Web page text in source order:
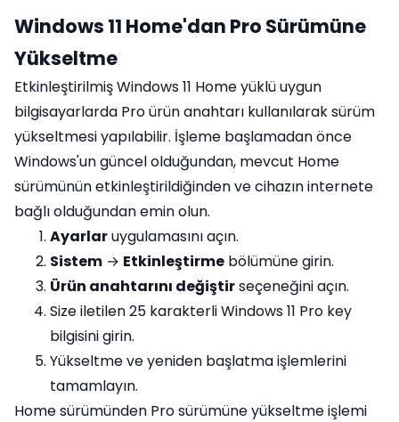
Windows 11 Home'dan Pro Sürümüne
Yükseltme
Etkinleştirilmiş Windows 11 Home yüklü uygun
bilgisayarlarda Pro ürün anahtarı kullanılarak sürüm
yükseltmesi yapılabilir. İşleme başlamadan önce
Windows'un güncel olduğundan, mevcut Home
sürümünün etkinleştirildiğinden ve cihazın internete
bağlı olduğundan emin olun.
Ayarlaruygulamasını açın.
Sistem → Etkinleştirme bölümüne girin.
Ürün anahtarını değiştirseçeneğini açın.
Size iletilen 25 karakterli Windows 11 Pro key
bilgisini girin.
Yükseltme ve yeniden başlatma işlemlerini
tamamlayın.
Home sürümünden Pro sürümüne yükseltme işlemi